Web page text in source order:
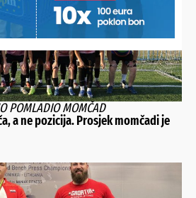
POMLADIO MOMČAD
a ne pozicija. Prosjek momčadi je